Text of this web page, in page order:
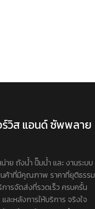
วิส แอนด์ ซัพพลาย
าย ถังน้ำ ปั๊มน้ำ และ งานระบบ
นค้าที่มีคุณภาพ ราคาที่ยุติธรรม
การจัดส่งที่รวดเร็ว ครบครั้น
ละหลังการให้บริการ จริงใจ